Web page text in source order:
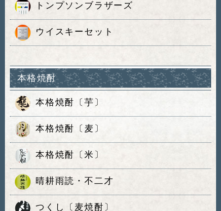
トンプソンブラザーズ
ウイスキーセット
本格焼酎
本格焼酎〔芋〕
本格焼酎〔麦〕
本格焼酎〔米〕
晴耕雨読・不二才
つくし〔麦焼酎〕